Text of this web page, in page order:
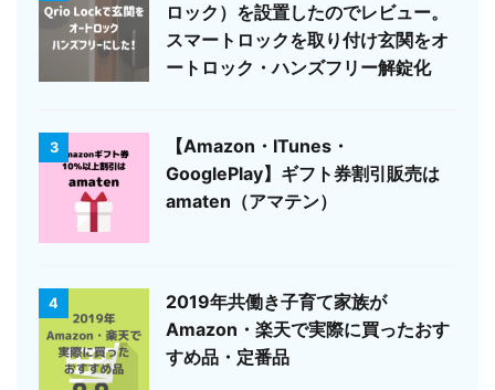
ロック）を設置したのでレビュー。
スマートロックを取り付け玄関をオ
ートロック・ハンズフリー解錠化
3
【Amazon・ITunes・
GooglePlay】ギフト券割引販売は
amaten（アマテン）
4
2019年共働き子育て家族が
Amazon・楽天で実際に買ったおす
すめ品・定番品